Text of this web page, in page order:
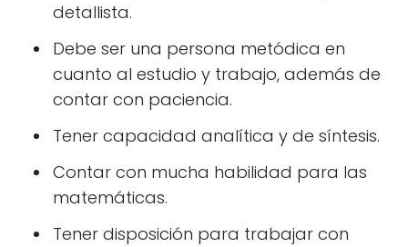
detallista.
Debe ser una persona metódica en
cuanto al estudio y trabajo, además de
contar con paciencia.
Tener capacidad analítica y de síntesis.
Contar con mucha habilidad para las
matemáticas.
Tener disposición para trabajar con